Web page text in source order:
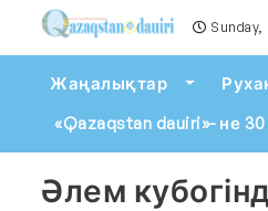
Sunday,
Жаңалықтар Toggle
«Qazaqstan dauiri»- не
Әлем